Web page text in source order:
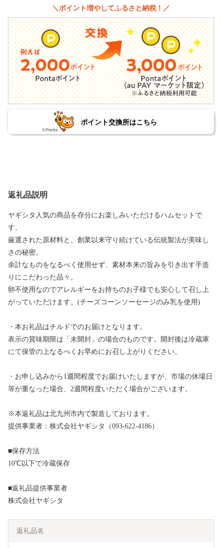
＼ポイント増やしてふるさと納税！／
ポイント交換所はこちら
返礼品説明
ヤギシタ人気の商品を存分にお楽しみいただけるハムセットで
す。
厳選された原材料と、創業以来守り続けている伝統製法が美味し
さの秘密。
余計なものをなるべく使用せず、素材本来の旨みを引き出す手造
りにこだわった品々。
卵不使用なのでアレルギーをお持ちのお子様でも安心して召し上
がっていただけます。(チーズコーンソーセージのみ乳を使用)
・本お礼品はチルドでのお届けとなります。
表示の賞味期限は「未開封」の場合のものです。開封後は冷蔵庫
にて保管の上なるべくお早めにお召し上がりください。
・お申し込みから1週間程度でお届けいたしますが、市場の休場日
等が重なった場合、2週間程度いただく場合がございます。
※本返礼品は北九州市内で製造しております。
提供事業者：株式会社ヤギシタ（093-622-4186）
■保存方法
10℃以下で冷蔵保存
■返礼品提供事業者
株式会社ヤギシタ
返礼品名